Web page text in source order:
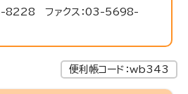
8228 ファクス：03-5698-
便利帳コード：wb343